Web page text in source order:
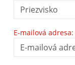
E-mailová adresa: